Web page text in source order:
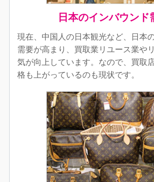
日本のインバウンド
現在、中国人の日本観光など、日本
需要が高まり、買取業リユース業や
気が向上しています。なので、買取
格も上がっているのも現状です。